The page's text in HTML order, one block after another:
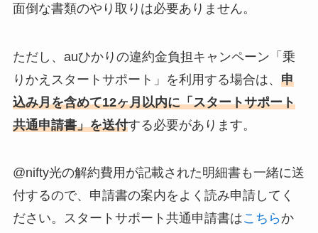
面倒な書類のやり取りは必要ありません。
ただし、auひかりの違約金負担キャンペーン「乗
りかえスタートサポート」を利用する場合は、 申
込み月を含めて12ヶ月以内に「スタートサポート
共通申請書」を送付する必要があります。
@nifty光の解約費用が記載された明細書も一緒に送
付するので、申請書の案内をよく読み申請してく
ださい。スタートサポート共通申請書はこちら か